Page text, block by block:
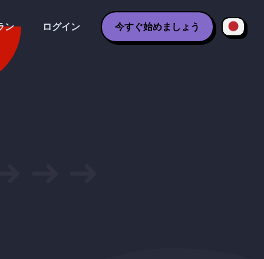
ン ログイン 今すぐ始めましょう